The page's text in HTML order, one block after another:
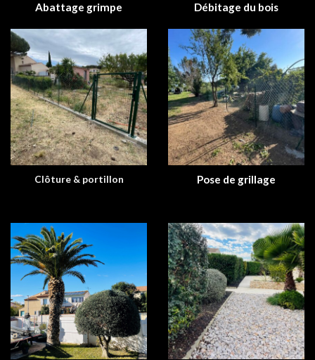
Abattage grimpe
Clôture & portillon
Débitage du bois
Pose de grillage